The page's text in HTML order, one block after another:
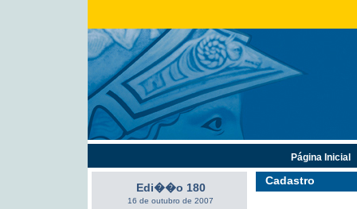
Cadastro
Edi��o 180
16 de outubro de 2007
Página Inicial